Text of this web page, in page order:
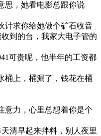
思，她看电影总跟你说
计求你给她做个矿石收音
到的台，我家大电子管的
可贵呢，他半年的工资都
桶上，桶漏了，钱花在桶
意力，心里总想着你是个
清早起来拌料，别人夜里